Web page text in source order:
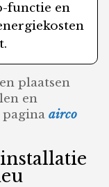
functie en
plaatsen
en
paginaairco